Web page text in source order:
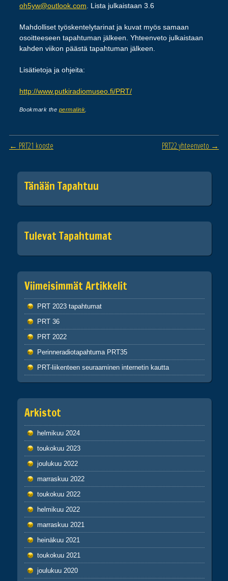
oh5yw@outlook.com. Lista julkaistaan 3.6
Mahdolliset työskentelytarinat ja kuvat myös samaan
osoitteeseen tapahtuman jälkeen. Yhteenveto julkaistaan
kahden viikon päästä tapahtuman jälkeen.
Lisätietoja ja ohjeita:
http://www.putkiradiomuseo.fi/PRT/
Bookmark the permalink
Post navigation
← PRT21 kooste PRT22 yhteenveto →
Tänään Tapahtuu
Tulevat Tapahtumat
Viimeisimmät Artikkelit
PRT 2023 tapahtumat
PRT 36
PRT 2022
Perinneradiotapahtuma PRT35
PRT-liikenteen seuraaminen internetin kautta
Arkistot
helmikuu 2024
toukokuu 2023
joulukuu 2022
marraskuu 2022
toukokuu 2022
helmikuu 2022
marraskuu 2021
heinäkuu 2021
toukokuu 2021
joulukuu 2020